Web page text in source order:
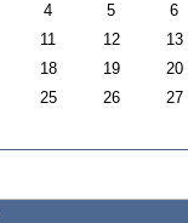
4 5 6
11 12 13
18 19 20
25 26 27